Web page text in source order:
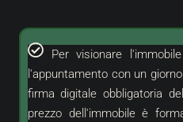
Per visionare
l'appuntamento con un
firma digitale obbligatoria
prezzo dell'immobile è